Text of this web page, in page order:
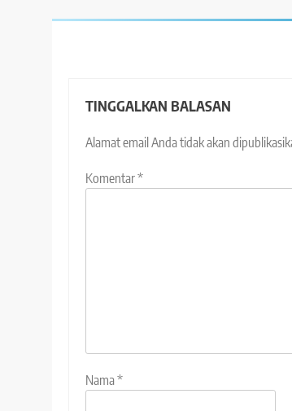
TINGGALKAN BALASAN
Alamat email Anda tidak akan
Komentar*
Nama*